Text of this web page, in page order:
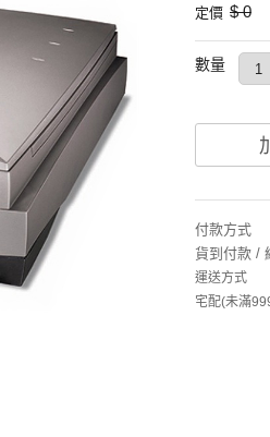
定價 $ 0
數量
付款方式
貨到付款 /
運送方式
宅配(未滿